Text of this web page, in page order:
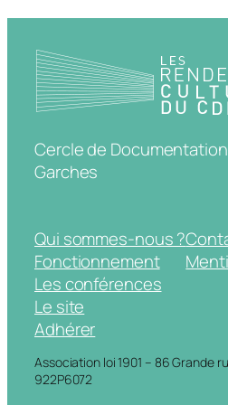
Cercle de
Garches
Qui sommes-nous ?
Fonctionnement
Les conférences
Le site
Adhérer
Association loi 1901 – 86 Grande
922P6072